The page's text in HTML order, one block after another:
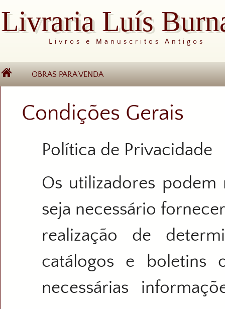
Livraria Luís
Livros e Manuscritos Antigos
OBRAS PARA VENDA
Condições Gerais
Política de Privacidade
Os utilizadores
seja necessário
realização de
catálogos e boletins
necessárias